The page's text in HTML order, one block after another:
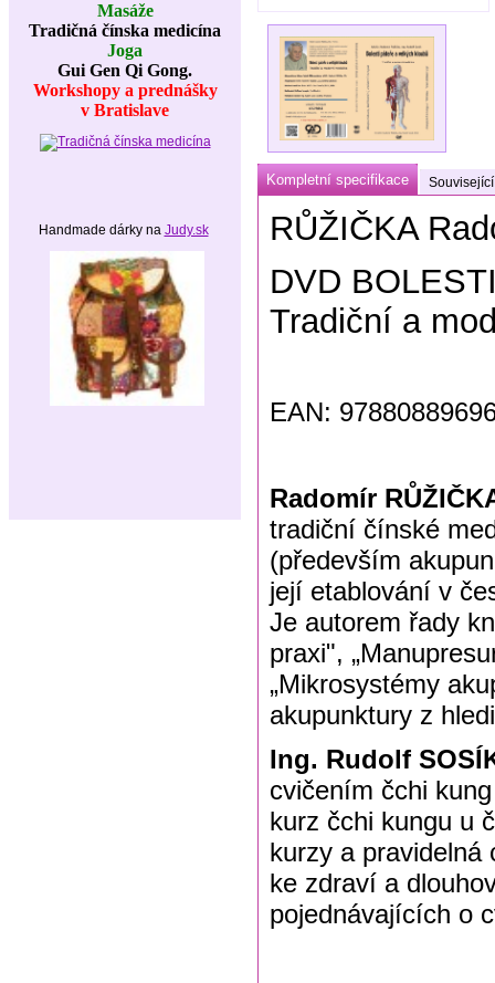
Masáže
Tradičná čínska medicína
Joga
Gui Gen Qi Gong.
Workshopy a prednášky
v Bratislave
Handmade dárky na Judy.sk
Kompletní specifikace
RŮŽIČKA
DVD
Tradiční a
EAN:
Radomír
tradiční čínské
(především
její etablování v
Je autorem řady
praxi",
„Mikrosystémy
akupunktury z
Ing. Rudolf
cvičením čchi
kurz čchi kungu u
kurzy a pravidelná
ke zdraví a
pojednávajících o